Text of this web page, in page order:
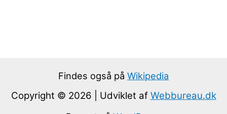
Findes også på Wikipedia
Copyright © 2026 | Udviklet af Webbureau.dk